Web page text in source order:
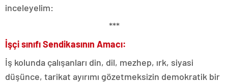
inceleyelim:
***
İşçi sınıfı Sendikasının Amacı:
İş kolunda çalışanları din, dil, mezhep, ırk, siyasi
düşünce, tarikat ayırımı gözetmeksizin demokratik bir